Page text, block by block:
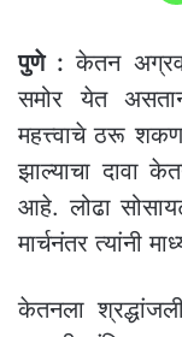
पुणे : केतन
समोर येत
महत्त्वाचे ठरू
झाल्याचा दावा
आहे. लोढा
मार्चनंतर त्यांनी
केतनला श्रद्धांजली